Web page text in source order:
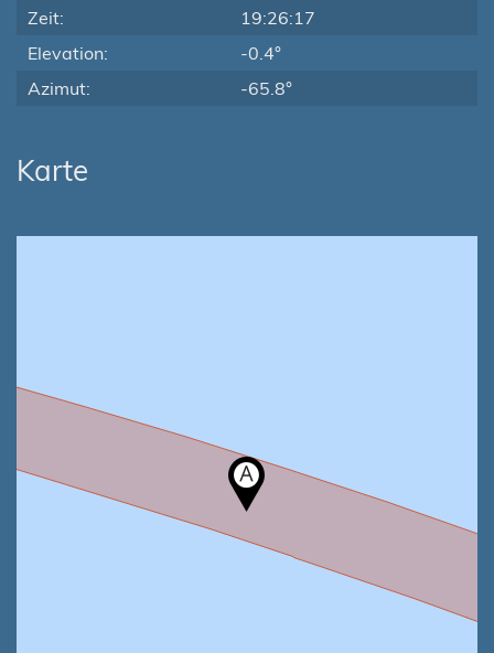
Zeit:
19:26:17
Elevation:
-0.4°
Azimut:
-65.8°
Karte